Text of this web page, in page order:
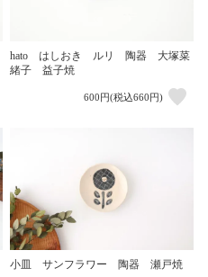
hato はしおき ルリ 陶器 大塚菜
緒子 益子焼
600円(税込660円)
小皿 サンフラワー 陶器 瀬戸焼